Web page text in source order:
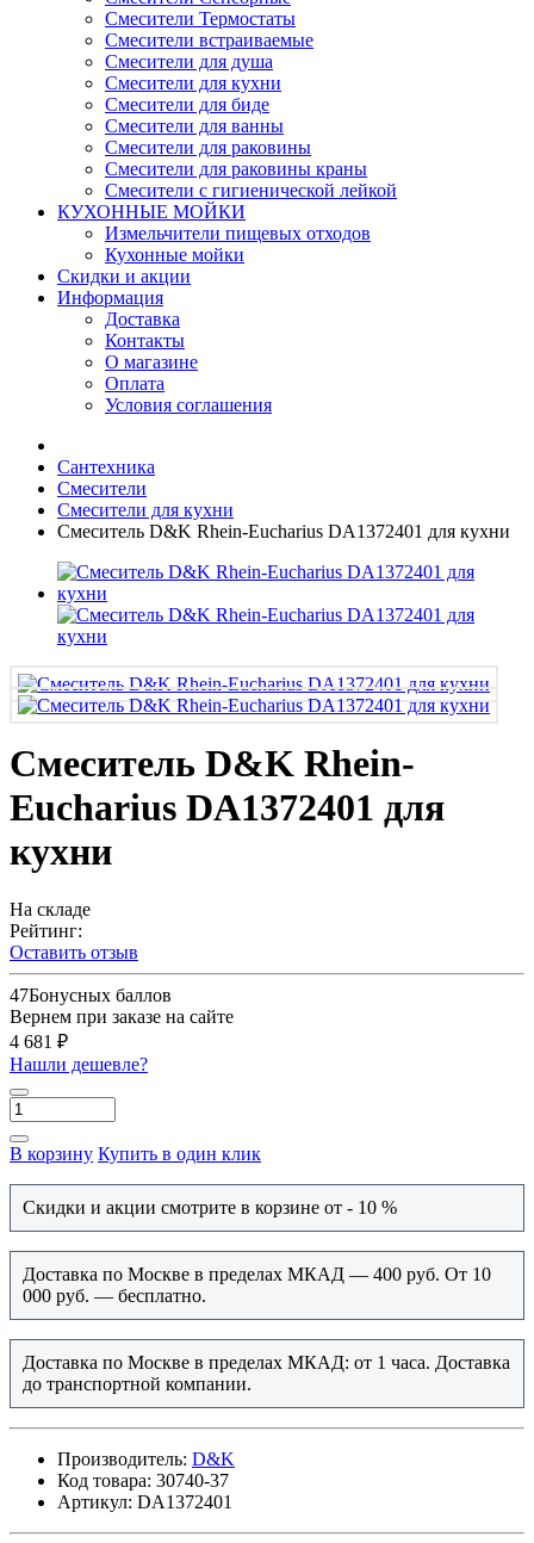
Смесители Термостаты
Смесители встраиваемые
Смесители для душа
Смесители для кухни
Смесители для биде
Смесители для ванны
Смесители для раковины
Смесители для раковины краны
Смесители с гигиенической лейкой
КУХОННЫЕ МОЙКИ
Измельчители пищевых отходов
Кухонные мойки
Скидки и акции
Информация
Доставка
Контакты
О магазине
Оплата
Условия соглашения
Сантехника
Смесители
Смесители для кухни
Смеситель D&K Rhein-Eucharius DA1372401 для кухни
Смеситель D&K Rhein-
Eucharius DA1372401 для
кухни
На складе
Рейтинг:
Оставить отзыв
47Бонусных баллов
Вернем при заказе на сайте
4 681 ₽
Нашли дешевле?
В корзину Купить в один клик
Скидки и акции смотрите в корзине от - 10 %
Доставка по Москве в пределах МКАД — 400 руб. От 10
000 руб. — бесплатно.
Доставка по Москве в пределах МКАД: от 1 часа. Доставка
до транспортной компании.
Производитель: D&K
Код товара: 30740-37
Артикул: DA1372401